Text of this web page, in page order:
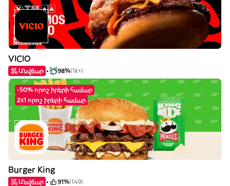
VICIO
Անվճար 98%(1k+)
-50% որոշ իրերի համար
2x1 որոշ իրերի համար
Burger King
Անվճար 91%(149)